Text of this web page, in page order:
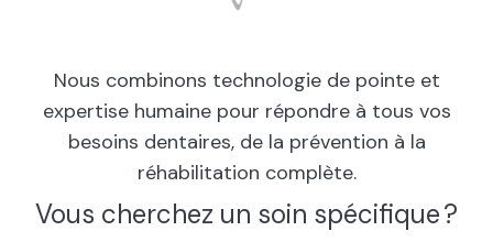
Nous combinons technologie de pointe et
expertise humaine pour répondre à tous vos
besoins dentaires, de la prévention à la
réhabilitation complète.
Vous cherchez un soin spécifique ?